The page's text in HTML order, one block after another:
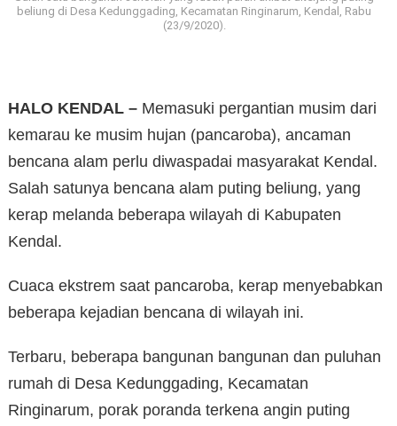
beliung di Desa Kedunggading, Kecamatan Ringinarum, Kendal, Rabu
(23/9/2020).
HALO KENDAL – Memasuki pergantian musim dari
kemarau ke musim hujan (pancaroba), ancaman
bencana alam perlu diwaspadai masyarakat Kendal.
Salah satunya bencana alam puting beliung, yang
kerap melanda beberapa wilayah di Kabupaten
Kendal.
Cuaca ekstrem saat pancaroba, kerap menyebabkan
beberapa kejadian bencana di wilayah ini.
Terbaru, beberapa bangunan bangunan dan puluhan
rumah di Desa Kedunggading, Kecamatan
Ringinarum, porak poranda terkena angin puting